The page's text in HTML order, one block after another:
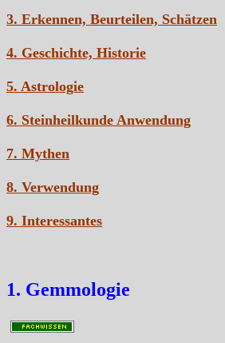
3. Erkennen, Beurteilen, Schätzen
4. Geschichte, Historie
5. Astrologie
6. Steinheilkunde Anwendung
7. Mythen
8. Verwendung
9. Interessantes
1. Gemmologie